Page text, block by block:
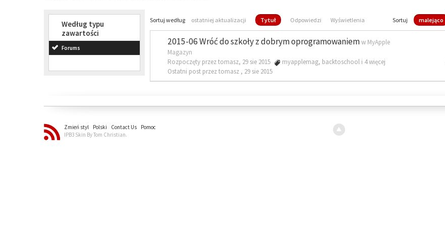
Według typu
zawartości
Forums
Sortuj według ostatniej aktualizacji Tytuł Odpowiedzi Wyświetlenia Sortuj malejąco
2015-06 Wróć do szkoły z dobrym oprogramowaniemw MyApple
Magazyn
Rozpoczęty przez tomasz, 29 sie 2015
myapplemag, backtoschool i 4 więcej
Ostatni post przez tomasz , 29 sie 2015
Zmień styl Polski Contact Us
Pomoc
IPB3 Skin By Tom Christian.